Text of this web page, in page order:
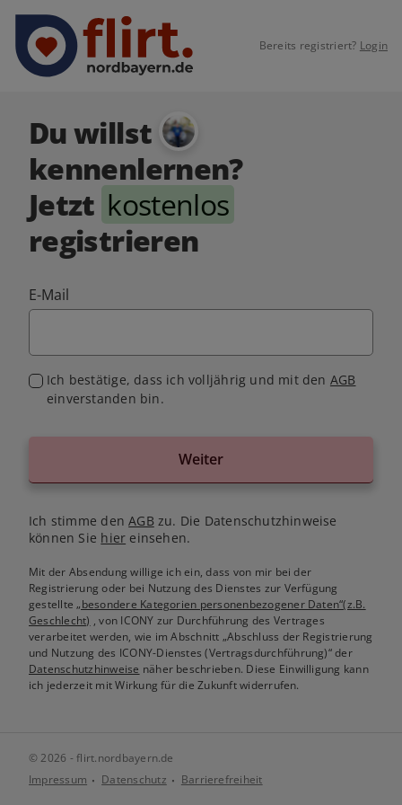
Bereits registriert? Login
Du willst
kennenlernen?
Jetzt kostenlos
registrieren
E-Mail
Ich bestätige, dass ich volljährig und mit den AGB
einverstanden bin.
Weiter
Ich stimme denAGB zu. Die Datenschutzhinweise
können Sie hier einsehen.
Mit der Absendung willige ich ein, dass von mir bei der
Registrierung oder bei Nutzung des Dienstes zur Verfügung
gestellte„besondere Kategorien personenbezogener Daten“(z.B.
Geschlecht) , von ICONY zur Durchführung des Vertrages
verarbeitet werden, wie im Abschnitt „Abschluss der Registrierung
und Nutzung des ICONY-Dienstes (Vertragsdurchführung)“ der
Datenschutzhinweise näher beschrieben. Diese Einwilligung kann
ich jederzeit mit Wirkung für die Zukunft widerrufen.
© 2026 - flirt.nordbayern.de
Impressum
Datenschutz Barrierefreiheit